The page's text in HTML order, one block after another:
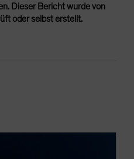
Dieser Bericht wurde von
oder selbst erstellt.